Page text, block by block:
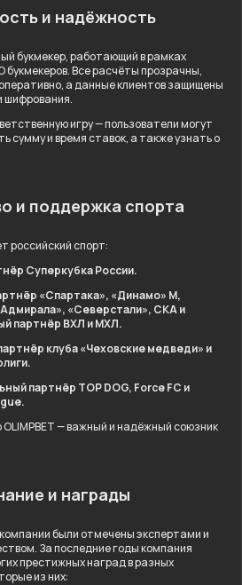
и надёжность
букмекер, работающий в рамках
Все расчёты прозрачны,
а данные клиентов защищены
шифрования.
игру — пользователи могут
сумму и время ставок, а также узнать о
и поддержка спорта
российский спорт:
Суперкубка России.
«Спартака», «Динамо» М,
«Северстали», СКА и
партнёр ВХЛ и МХЛ.
клуба «Чеховские медведи» и
партнёр TOP DOG, Force FC и
— важный и надёжный союзник
и награды
были отмечены экспертами и
За последние годы компания
престижных наград в разных
из них: